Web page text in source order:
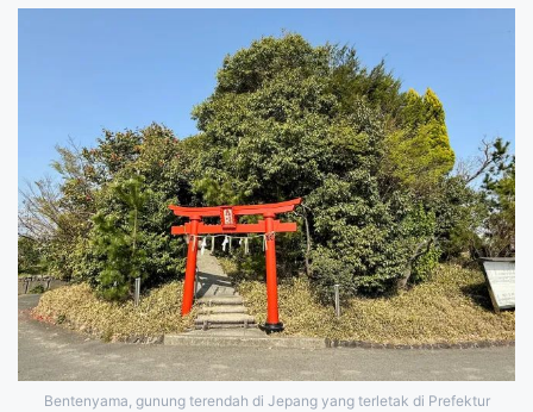
Bentenyama, gunung terendah di Jepang yang terletak di Prefektur